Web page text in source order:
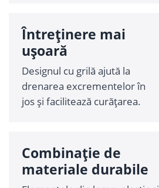
Întreținere mai
ușoară
Designul cu grilă ajută la
drenarea excrementelor în
jos și facilitează curățarea.
Combinație de
materiale durabile